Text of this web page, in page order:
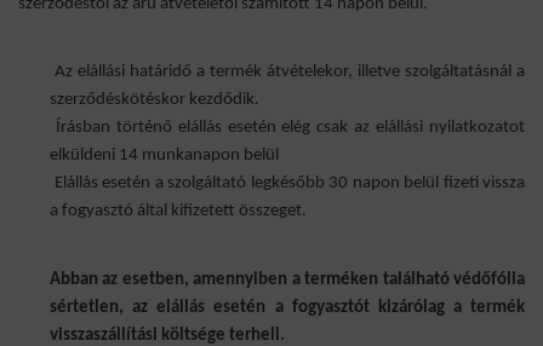
szerződéstől az áru átvételétől számított 14 napon belül.
Az elállási határidő a termék átvételekor, illetve szolgáltatásnál a
szerződéskötéskor kezdődik.
Írásban történő elállás esetén elég csak az elállási nyilatkozatot
elküldeni 14 munkanapon belül
Elállás esetén a szolgáltató legkésőbb 30 napon belül fizeti vissza
a fogyasztó által kifizetett összeget.
Abban az esetben, amennyiben a terméken található védőfólia
sértetlen, az elállás esetén a fogyasztót kizárólag a termék
visszaszállítási költsége terheli.